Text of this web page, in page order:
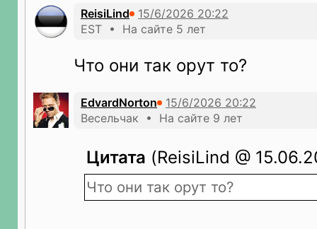
ReisiLind
EST • На сайте 5 лет
Что они так орут то?
EdvardNorton
Весельчак • На сайте 9 лет
Цитата (ReisiLind @
Что они так орут то?